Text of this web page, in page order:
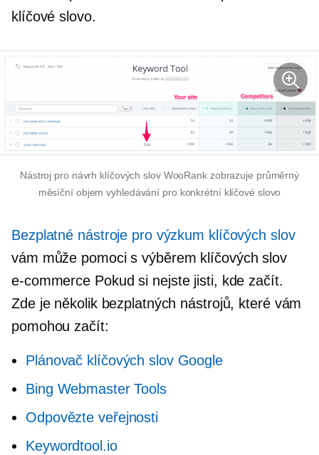
klíčové slovo.
Nástroj pro návrh klíčových slov WooRank zobrazuje průměrný
měsíční objem vyhledávání pro konkrétní klíčové slovo
Bezplatné nástroje pro výzkum klíčových slov
vám může pomoci s výběrem klíčových slov
e-commerce Pokud si nejste jisti, kde začít.
Zde je několik bezplatných nástrojů, které vám
pomohou začít:
Plánovač klíčových slov Google
Bing Webmaster Tools
Odpovězte veřejnosti
Keywordtool.io